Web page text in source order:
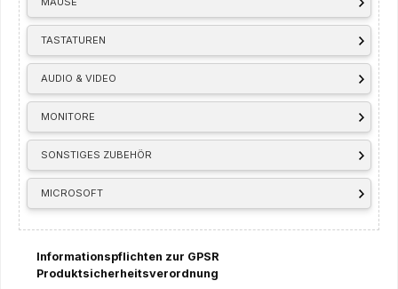
TASTATUREN
AUDIO & VIDEO
MONITORE
SONSTIGES ZUBEHÖR
MICROSOFT
Informationspflichten zur GPSR
Produktsicherheitsverordnung